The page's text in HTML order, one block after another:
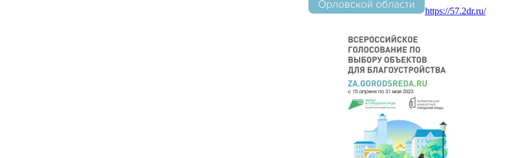
https://57.2dr.ru/